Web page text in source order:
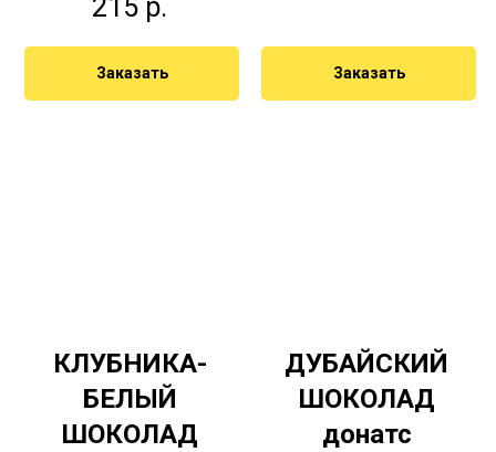
215 р.
Заказать Заказать
КЛУБНИКА-
БЕЛЫЙ
ШОКОЛАД
ДУБАЙСКИЙ
ШОКОЛАД
донатс